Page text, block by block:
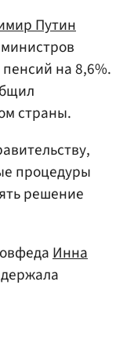
Путин
на 8,6%.
страны.
процедуры
решение
Инна